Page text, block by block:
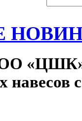
«ЦШК»
навесов